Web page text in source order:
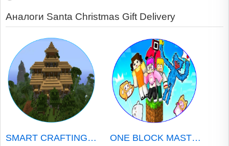
Аналоги Santa Christmas Gift Delivery
SMART CRAFTING SIM.. ONE BLOCK MASTERCR..